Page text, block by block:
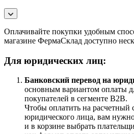
Оплачивайте покупки удобным
магазине ФермаСклад доступно
Для юридических лиц:
Банковский перевод на
основным вариантом оплаты
покупателей в сегменте B2B.
Чтобы оплатить на расчетный
юридического лица, вам
и в корзине выбрать